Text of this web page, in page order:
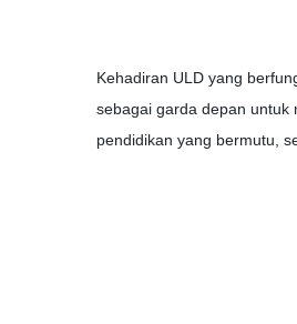
Kehadiran ULD yang
sebagai garda depan untuk
pendidikan yang bermutu,